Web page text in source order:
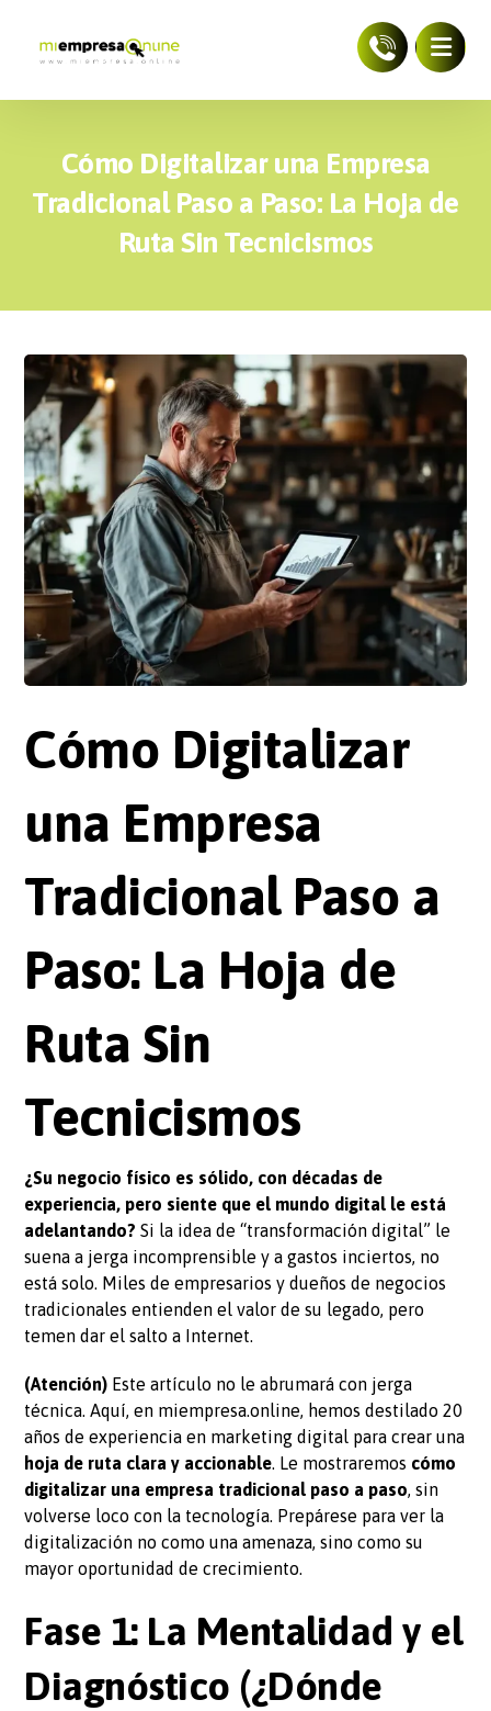
Cómo Digitalizar una Empresa
Tradicional Paso a Paso: La Hoja de
Ruta Sin Tecnicismos
Cómo Digitalizar
una Empresa
Tradicional Paso a
Paso: La Hoja de
Ruta Sin
Tecnicismos
¿Su negocio físico es sólido, con décadas de
experiencia, pero siente que el mundo digital le está
adelantando? Si la idea de “transformación digital” le
suena a jerga incomprensible y a gastos inciertos, no
está solo. Miles de empresarios y dueños de negocios
tradicionales entienden el valor de su legado, pero
temen dar el salto a Internet.
(Atención) Este artículo no le abrumará con jerga
técnica. Aquí, en miempresa.online, hemos destilado 20
años de experiencia en marketing digital para crear una
hoja de ruta clara y accionable. Le mostraremos cómo
digitalizar una empresa tradicional paso a paso, sin
volverse loco con la tecnología. Prepárese para ver la
digitalización no como una amenaza, sino como su
mayor oportunidad de crecimiento.
Fase 1: La Mentalidad y el
Diagnóstico (¿Dónde